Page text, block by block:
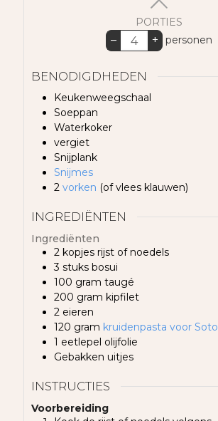
PORTIES
– + personen
BENODIGDHEDEN
Keukenweegschaal
Soeppan
Waterkoker
vergiet
Snijplank
Snijmes
2 vorken (of vlees klauwen)
INGREDIËNTEN
Ingrediënten
2 kopjes rijst of noedels
3 stuks bosui
100 gram taugé
200 gram kipfilet
2 eieren
120 gram kruidenpasta voor Soto
1 eetlepel olijfolie
Gebakken uitjes
INSTRUCTIES
Voorbereiding